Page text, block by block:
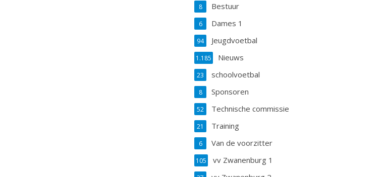
Bestuur
8
Dames 1
6
Jeugdvoetbal
94
Nieuws
1.185
schoolvoetbal
23
Sponsoren
8
Technische commissie
52
Training
21
Van de voorzitter
6
vv Zwanenburg 1
105